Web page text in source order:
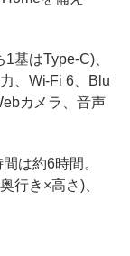
基はType-C)、
、Wi-Fi 6、Blu
カメラ、音声
は約6時間。
行き×高さ)、